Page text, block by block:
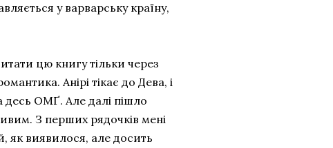
у варварську країну,
цю книгу тільки через
Анірі тікає до Дева, і
десь ОМҐ. Але далі пішло
З перших рядочків мені
як виявилося, але досить